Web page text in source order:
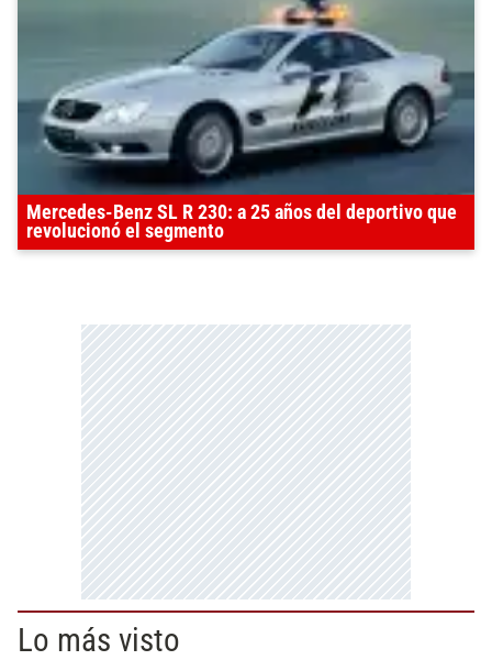
Mercedes-Benz SL R 230: a 25 años del deportivo que
revolucionó el segmento
Lo más visto